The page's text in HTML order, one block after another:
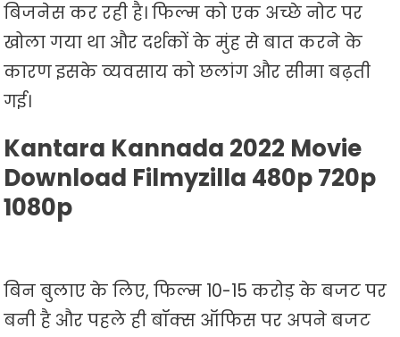
बिजनेस कर रही है। फिल्म को एक अच्छे नोट पर
खोला गया था और दर्शकों के मुंह से बात करने के
कारण इसके व्यवसाय को छलांग और सीमा बढ़ती
गई।
Kantara Kannada 2022 Movie
Download Filmyzilla 480p 720p
1080p
बिन बुलाए के लिए, फिल्म 10-15 करोड़ के बजट पर
बनी है और पहले ही बॉक्स ऑफिस पर अपने बजट